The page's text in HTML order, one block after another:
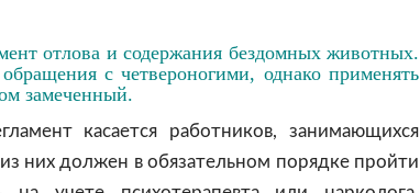
отлова и содержания бездомных животных.
с четвероногими, однако применять
замеченный.
касается работников, занимающихся
них должен в обязательном порядке пройти